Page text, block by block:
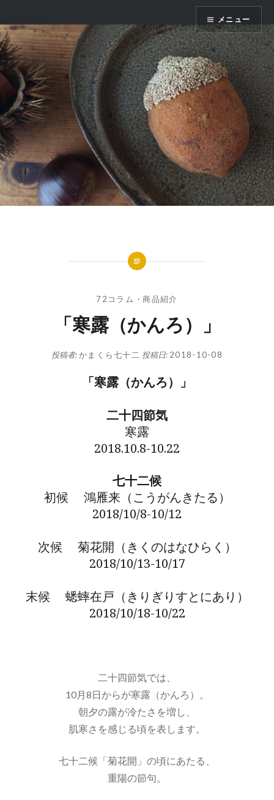
ン
テ
ン
ツ
へ
キ
ッ
プ
かまくら七十二 メニュー
72コラム ・商品紹介
「寒露（かんろ）」
投稿者:かまくら七十二 投稿日: 2018-10-08
「寒露（かんろ）」
二十四節気
寒露
2018.10.8-10.22
七十二候
初候 鴻雁来（こうがんきたる）
2018/10/8-10/12
次候 菊花開（きくのはなひらく）
2018/10/13-10/17
末候 蟋蟀在戸 （きりぎりすとにあり）
2018/10/18-10/22
二十四節気では、
10月8日からが寒露（かんろ）。
朝夕の露が冷たさを増し、
肌寒さを感じる頃を表します。
七十二候「菊花開」の頃にあたる、
重陽の節句。